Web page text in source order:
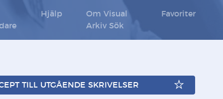
Hjälp
Om Visual
Arkiv Sök
Favoriter
TILL UTGÅENDE SKRIVELSER